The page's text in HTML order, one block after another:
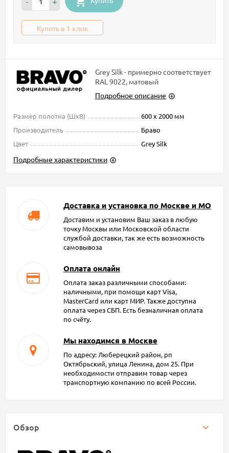
Купить в 1 клик
Grey Silk - примерно соответствует
RAL 9022, матовый
Подробное описание
Размер полотна (ШxВ)
600 х 2000 мм
Производитель
Браво
Цвет
Grey Silk
Подробные характеристики
Доставка и установка по Москве и МО
Доставим и установим Ваш заказ в любую
точку Москвы или Московской области
службой доставки, так же есть возможность
самовывоза
Оплата онлайн
Оплата заказ различными способами:
наличными, при помощи карт Visa,
MasterCard или карт МИР. Также доступна
оплата через СБП. Есть безналичная оплата
по счёту.
Мы находимся в Москве
По адресу: Люберецкий район, рп
Октябрьский, улица Ленина, дом 25. При
необходимости отправим товар через
транспортную компанию по всей России.
Обзор